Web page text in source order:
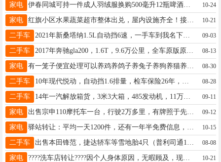
家电 10-24
家电 红旗小区水果蔬菜超市整体出兑，屋内设施齐全！接手即可盈利，因家中有事无心经营！现低价出兑！张女士18204584227 10-21
二手车 2021年新桑塔纳1.5L自动挡6速，一手车到我名下三个月，每公里三毛多，皮实抗造，发动机变速箱地盘新车状态，改装大灯，大屏导航，倒车影像，胎压监测，30000公里保实表，全车原版原漆原车三元，备胎（未下地），新四季胎、雪地胎，赠送一套全新铝合金轮毂（未下地），保险到2026年3月9日，正在开，不着急卖，一口价34800，谢绝讲价！车商大哥请勿扰，谢谢！王先生13845826647 09-03
二手车 08-13
家电 有一笼子便宜处理可以养鸡养鸽子养兔子养狗养猫养猫王先生13846607867 08-30
二手车 08-28
二手车 14年一汽解放箱货，3米3大箱，485发动机，11万公里，发动机变速箱底盘开着好，轮胎新，柴暖汽暖齐全，检车保险不差价格便宜，必须过户能用上的来吧卖车18645820989 09-11
家电 出售宗申110摩托车一台，行驶2万多里，有牌照于先生13846658750 09-12
家电 10-15
二手车 08-08
家电 ????洗车店转让????因个人身体原因，无暇顾及，现将盈利中洗车店转让。本店位置优越，周边小区、市场，车流量大。店内设备齐全且新，有稳定客源，接手即可经营，价格面议地址：伊春升辉市场北门附近联系电话：13614583988钟先生15145825769 10-21